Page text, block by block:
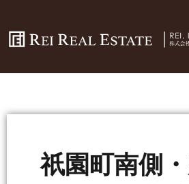
祇園町南側